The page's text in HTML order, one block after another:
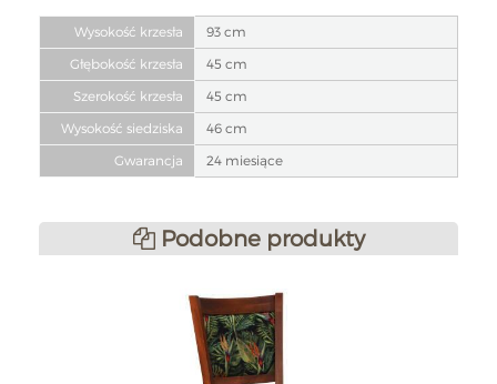
Wysokość krzesła
93 cm
Głębokość krzesła
45 cm
Szerokość krzesła
45 cm
Wysokość siedziska
46 cm
Gwarancja
24 miesiące
Podobne produkty